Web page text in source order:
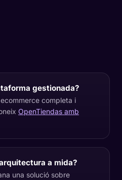
gestionada?
completa i
OpenTiendas amb
a mida?
una solució sobre